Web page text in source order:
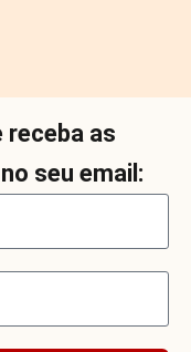
receba as
seu email: